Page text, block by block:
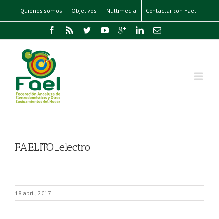
Quiénes somos Objetivos Multimedia Contactar con Fael
FAELITO_electro
18 abril, 2017